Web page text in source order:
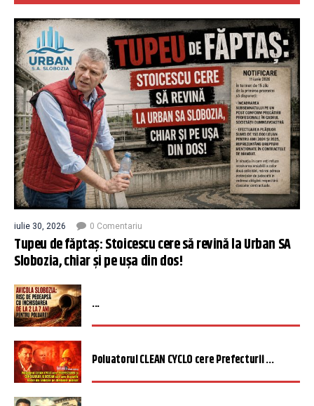
iulie 30, 2026 0 Comentariu
Tupeu de făptaș: Stoicescu cere să revină la Urban SA
Slobozia, chiar și pe ușa din dos!
...
Poluatorul CLEAN CYCLO cere Prefecturii ...